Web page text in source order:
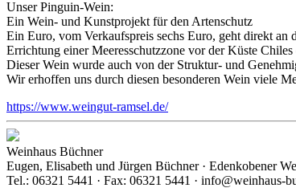
Unser Pinguin-Wein:
Ein Wein- und Kunstprojekt für den Artenschutz
Ein Euro, vom Verkaufspreis sechs Euro, geht direkt
Errichtung einer Meeresschutzzone vor der Küste Chiles
Dieser Wein wurde auch von der Struktur- und
Wir erhoffen uns durch diesen besonderen Wein viele
https://www.weingut-ramsel.de/
Weinhaus Büchner
Eugen, Elisabeth und Jürgen Büchner · Edenkobener
Tel.: 06321 5441 · Fax: 06321 5441 · info@weinhaus-